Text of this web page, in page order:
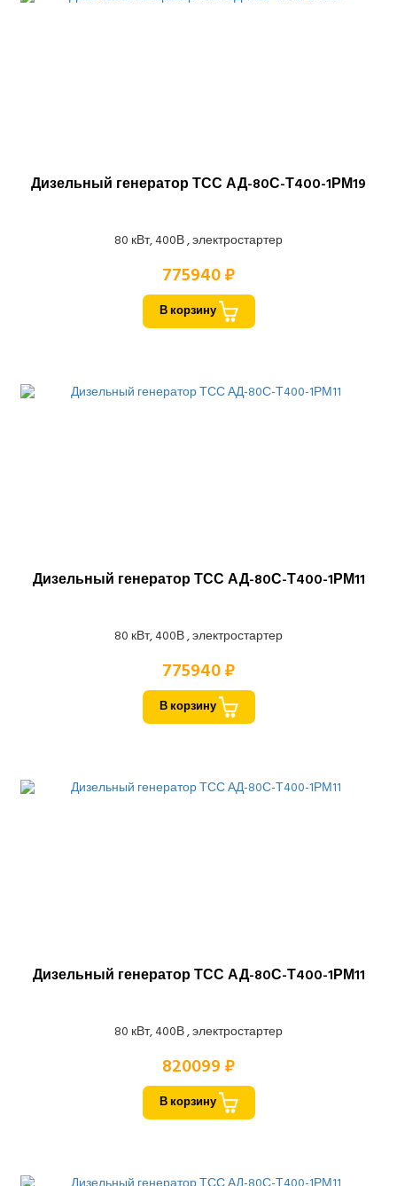
Дизельный генератор ТСС АД-80С-Т400-1РМ19
80 кВт, 400В , электростартер
775940 ₽
В корзину
Дизельный генератор ТСС АД-80С-Т400-1РМ11
80 кВт, 400В , электростартер
775940 ₽
В корзину
Дизельный генератор ТСС АД-80С-Т400-1РМ11
80 кВт, 400В , электростартер
820099 ₽
В корзину